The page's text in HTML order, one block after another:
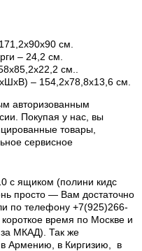
см.
– 24,2 см.
см..
– 154,2х78,8х13,6 см.
авторизованным
Покупая у нас, вы
товары,
сервисное
c ящиком (полини кидс
просто — Вам достаточно
по телефону +7(925)266-
время по Москве и
МКАД). Так же
Армению, в Киргизию, в